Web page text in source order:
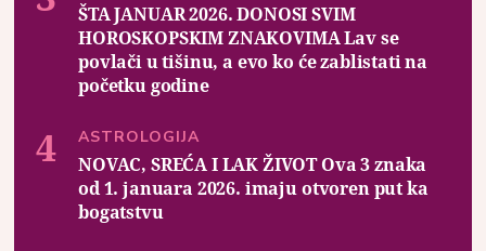
ŠTA JANUAR 2026. DONOSI SVIM
HOROSKOPSKIM ZNAKOVIMA Lav se
povlači u tišinu, a evo ko će zablistati na
početku godine
ASTROLOGIJA
NOVAC, SREĆA I LAK ŽIVOT Ova 3 znaka
od 1. januara 2026. imaju otvoren put ka
bogatstvu